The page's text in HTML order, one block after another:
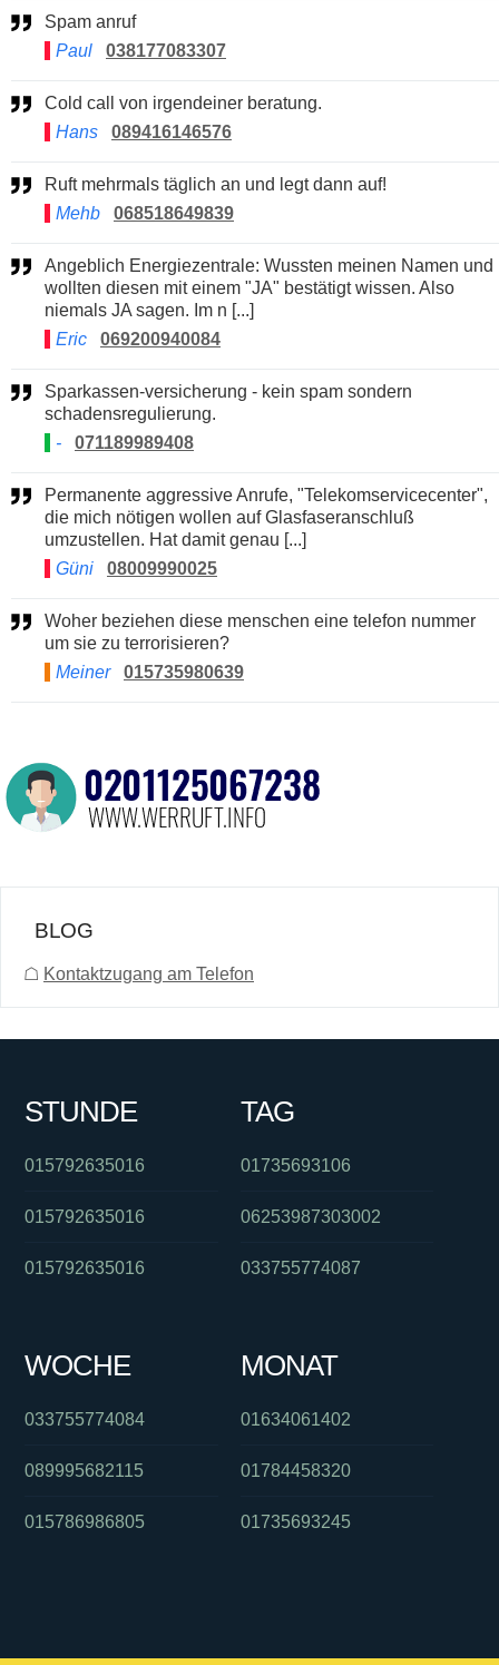
Spam anruf
Paul
038177083307
Cold call von irgendeiner beratung.
Hans
089416146576
Ruft mehrmals täglich an und legt dann auf!
Mehb
068518649839
Angeblich Energiezentrale: Wussten meinen Namen und
wollten diesen mit einem "JA" bestätigt wissen. Also
niemals JA sagen. Im n [...]
Eric
069200940084
Sparkassen-versicherung - kein spam sondern
schadensregulierung.
-
071189989408
Permanente aggressive Anrufe, "Telekomservicecenter",
die mich nötigen wollen auf Glasfaseranschluß
umzustellen. Hat damit genau [...]
Güni
08009990025
Woher beziehen diese menschen eine telefon nummer
um sie zu terrorisieren?
Meiner
015735980639
BLOG
☖ Kontaktzugang am Telefon
STUNDE
015792635016
015792635016
015792635016
TAG
01735693106
06253987303002
033755774087
WOCHE
033755774084
089995682115
015786986805
MONAT
01634061402
01784458320
01735693245